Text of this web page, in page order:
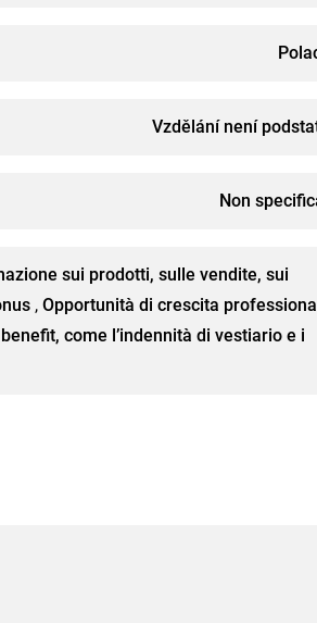
Vzdělání není
Non
sui prodotti, sulle vendite, sui
, Opportunità di crescita
come l’indennità di vestiario e i